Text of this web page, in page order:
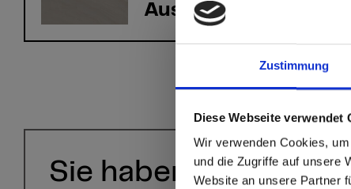
Zustimmung
Diese Webseite verwendet
Wir verwenden Cookies,
und die Zugriffe auf unsere
Website an unsere Partner
sr.modal is not
Are
Austerngrau AP
Sie haben Fragen?